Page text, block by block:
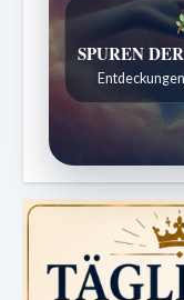
SPUREN